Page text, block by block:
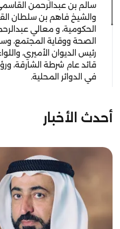
سالم بن عبدالرحمن
والشيخ فاهم بن سلطان
الحكومية، و معالي
الصحة ووقاية المجتمع،
رئيس الديوان الأميري،
قائد عام شرطة الشارقة،
في الدوائر المحلية.
أحدث الأخبار